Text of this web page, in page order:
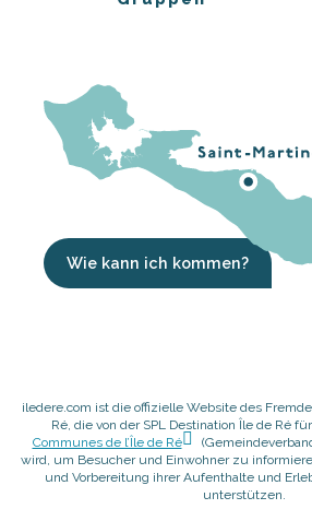
Wie kann ich kommen?
iledere.com ist die offizielle Website des
Ré, die von der SPL Destination Île de Ré
Communes de l’Île de Ré
wird, um Besucher und Einwohner zu
und Vorbereitung ihrer Aufenthalte und
unterstützen.